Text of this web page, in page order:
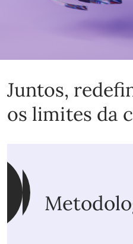
Juntos,
os limites da